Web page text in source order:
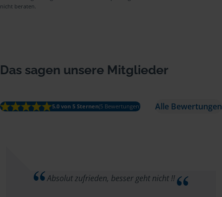
nicht beraten.
Das sagen unsere Mitglieder
5.0 von 5 Sternen(5 Bewertungen) Alle Bewertungen
Absolut zufrieden, besser geht nicht !!